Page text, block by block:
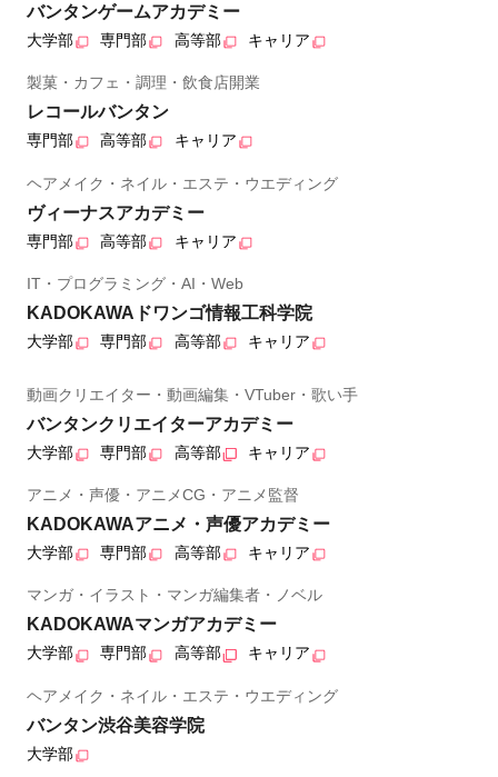
バンタンゲームアカデミー
大学部 専門部 高等部 キャリア
製菓・カフェ・調理・飲食店開業
レコールバンタン
専門部 高等部 キャリア
ヘアメイク・ネイル・エステ・ウエディング
ヴィーナスアカデミー
専門部 高等部 キャリア
IT・プログラミング・AI・Web
KADOKAWAドワンゴ情報工科学院
大学部 専門部 高等部 キャリア
動画クリエイター・動画編集・VTuber・歌い手
バンタンクリエイターアカデミー
大学部 専門部 高等部 キャリア
アニメ・声優・アニメCG・アニメ監督
KADOKAWAアニメ・声優アカデミー
大学部 専門部 高等部 キャリア
マンガ・イラスト・マンガ編集者・ノベル
KADOKAWAマンガアカデミー
大学部 専門部 高等部 キャリア
ヘアメイク・ネイル・エステ・ウエディング
バンタン渋谷美容学院
大学部